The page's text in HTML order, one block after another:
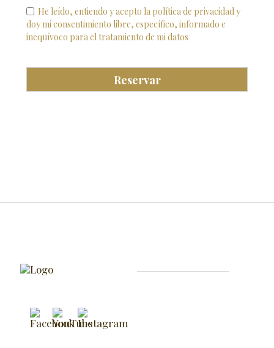
He leído, entiendo y acepto la política de privacidad y
doy mi consentimiento libre, específico, informado e
inequívoco para el tratamiento de mi datos